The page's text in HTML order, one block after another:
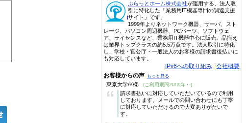
ぷらっとホーム株式会社が運用する、法人取
引に特化した「業務用IT機器専門の調達支援
サイト」です。
1999年よりネットワーク機器、サーバ、スト
レージ、パソコン周辺機器、PCパーツ、ソフトウェ
ア、ライセンスなど、業務用IT機器中心に販売。品揃え
は業界トップクラスの約5.5万点です。法人取引に特化
し、学校・官公庁・一般法人のお客様の請求書後払いに
も対応しています。
IPv6への取り組み 会社概要
お客様からの声 もっと見る
東京大学/K様 (ご利用期間2009年～)
“
請求書払いに対応していただいているので利用
しております。メールでの問い合わせにも丁寧
に対応していただけるので大変ありがたいで
す。